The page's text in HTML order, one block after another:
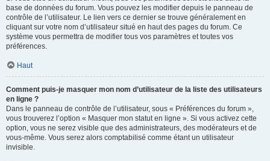
base de données du forum. Vous pouvez les modifier depuis le panneau de
contrôle de l’utilisateur. Le lien vers ce dernier se trouve généralement en
cliquant sur votre nom d’utilisateur situé en haut des pages du forum. Ce
système vous permettra de modifier tous vos paramètres et toutes vos
préférences.
Haut
Comment puis-je masquer mon nom d’utilisateur de la liste des utilisateurs
en ligne ?
Dans le panneau de contrôle de l’utilisateur, sous « Préférences du forum »,
vous trouverez l’option « Masquer mon statut en ligne ». Si vous activez cette
option, vous ne serez visible que des administrateurs, des modérateurs et de
vous-même. Vous serez alors comptabilisé comme étant un utilisateur
invisible.